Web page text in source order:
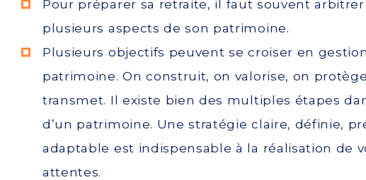
Pour préparer sa retraite, il faut souvent
plusieurs aspects de son patrimoine.
Plusieurs objectifs peuvent se croiser en
patrimoine. On construit, on valorise, on
transmet. Il existe bien des multiples étapes
d’un patrimoine. Une stratégie claire, définie,
adaptable est indispensable à la réalisation de
attentes.